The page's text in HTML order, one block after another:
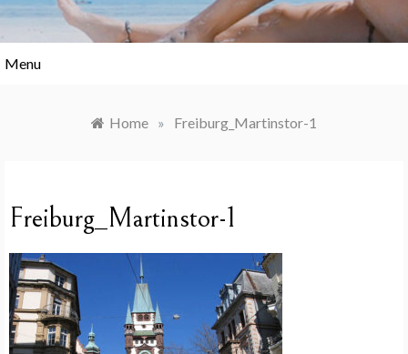
Menu
Home » Freiburg_Martinstor-1
Freiburg_Martinstor-1